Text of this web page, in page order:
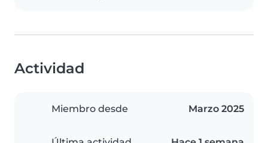
Actividad
Miembro desde Marzo 2025